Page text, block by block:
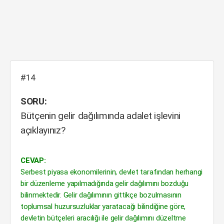
#14
SORU:
Bütçenin gelir dağılımında adalet işlevini
açıklayınız?
CEVAP:
Serbest piyasa ekonomilerinin, devlet tarafından herhangi
bir düzenleme yapılmadığında gelir dağılımını bozduğu
bilinmektedir. Gelir dağılımının gittikçe bozulmasının
toplumsal huzursuzluklar yaratacağı bilindiğine göre,
devletin bütçeleri aracılığı ile gelir dağılımını düzeltme